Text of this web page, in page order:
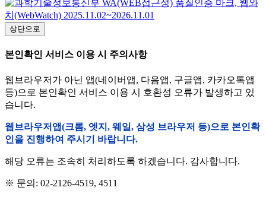
상단으로
본인확인 서비스 이용 시 주의사항
웹브라우저가 아닌 앱(네이버앱, 다음앱, 구글앱, 카카오톡앱
등)으로 본인확인 서비스 이용 시 호환성 오류가 발생하고 있
습니다.
웹브라우저앱(크롬, 엣지, 웨일, 삼성 브라우저 등)으로 본인확
인을 진행하여 주시기 바랍니다.
해당 오류는 조속히 처리하도록 하겠습니다. 감사합니다.
※ 문의: 02-2126-4519, 4511